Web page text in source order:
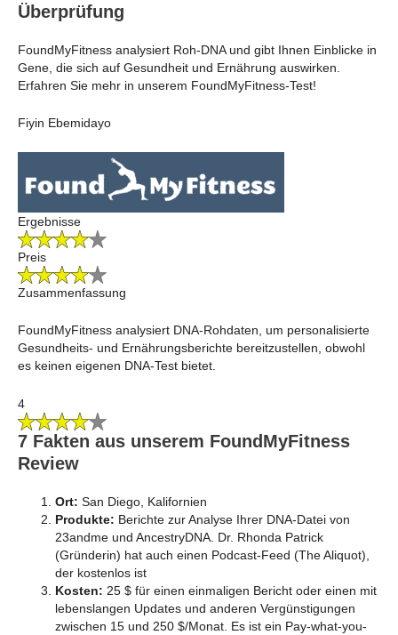
Überprüfung
FoundMyFitness analysiert Roh-DNA und gibt Ihnen Einblicke in
Gene, die sich auf Gesundheit und Ernährung auswirken.
Erfahren Sie mehr in unserem FoundMyFitness-Test!
Fiyin Ebemidayo
Ergebnisse
Preis
Zusammenfassung
FoundMyFitness analysiert DNA-Rohdaten, um personalisierte
Gesundheits- und Ernährungsberichte bereitzustellen, obwohl
es keinen eigenen DNA-Test bietet.
4
7 Fakten aus unserem FoundMyFitness
Review
Ort: San Diego, Kalifornien
Produkte: Berichte zur Analyse Ihrer DNA-Datei von
23andme und AncestryDNA. Dr. Rhonda Patrick
(Gründerin) hat auch einen Podcast-Feed (The Aliquot),
der kostenlos ist
Kosten: 25 $ für einen einmaligen Bericht oder einen mit
lebenslangen Updates und anderen Vergünstigungen
zwischen 15 und 250 $/Monat. Es ist ein Pay-what-you-